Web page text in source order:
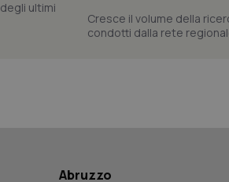
Cresce il volume della
condotti dalla rete
Abruzzo
session-id